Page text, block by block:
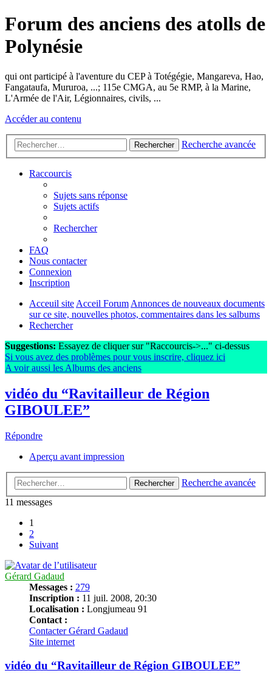
Forum des anciens des atolls de
Polynésie
qui ont participé à l'aventure du CEP à Totégégie, Mangareva, Hao,
Fangataufa, Mururoa, ...; 115e CMGA, au 5e RMP, à la Marine,
L'Armée de l'Air, Légionnaires, civils, ...
Accéder au contenu
Rechercher Recherche avancée
Raccourcis
Sujets sans réponse
Sujets actifs
Rechercher
FAQ
Nous contacter
Connexion
Inscription
Acceuil siteAcceil ForumAnnonces de nouveaux documents
sur ce site, nouvelles photos, commentaires dans les salbums
Rechercher
Suggestions: Essayez de cliquer sur "Raccourcis->..." ci-dessus
Si vous avez des problèmes pour vous inscrire, cliquez ici
A voir aussi les Albums des anciens
vidéo du “Ravitailleur de Région
GIBOULEE”
Répondre
Aperçu avant impression
Rechercher
Recherche avancée
11 messages
1
2
Suivant
Gérard Gadaud
Messages : 279
Inscription : 11 juil. 2008, 20:30
Localisation : Longjumeau 91
Contact :
Contacter Gérard Gadaud
Site internet
vidéo du “Ravitailleur de Région GIBOULEE”